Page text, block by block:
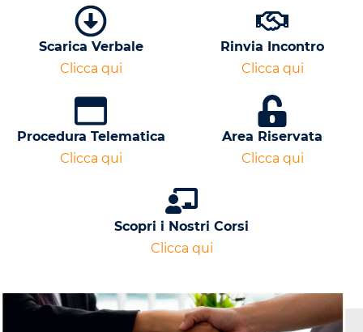
Scarica Verbale
Clicca qui
Rinvia Incontro
Clicca qui
Procedura Telematica
Clicca qui
Area Riservata
Clicca qui
Scopri i Nostri Corsi
Clicca qui